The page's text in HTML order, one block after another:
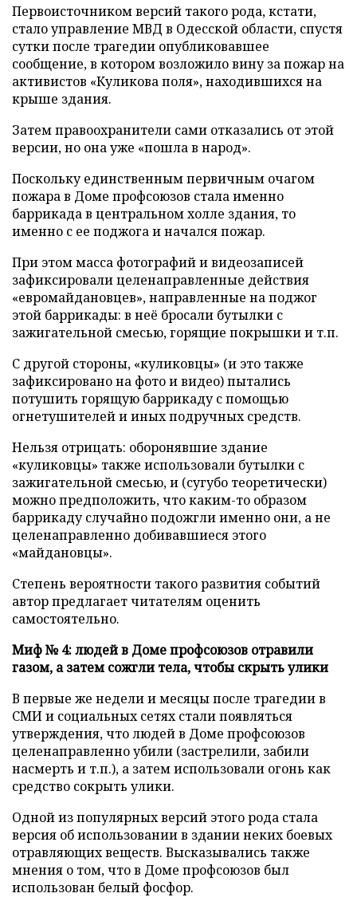
Первоисточником версий такого рода, кстати,
стало управление МВД в Одесской области, спустя
сутки после трагедии опубликовавшее
сообщение, в котором возложило вину за пожар на
активистов «Куликова поля», находившихся на
крыше здания.
Затем правоохранители сами отказались от этой
версии, но она уже «пошла в народ».
Поскольку единственным первичным очагом
пожара в Доме профсоюзов стала именно
баррикада в центральном холле здания, то
именно с ее поджога и начался пожар.
При этом масса фотографий и видеозаписей
зафиксировали целенаправленные действия
«евромайдановцев», направленные на поджог
этой баррикады: в неё бросали бутылки с
зажигательной смесью, горящие покрышки и т.п.
С другой стороны, «куликовцы» (и это также
зафиксировано на фото и видео) пытались
потушить горящую баррикаду с помощью
огнетушителей и иных подручных средств.
Нельзя отрицать: оборонявшие здание
«куликовцы» также использовали бутылки с
зажигательной смесью, и (сугубо теоретически)
можно предположить, что каким-то образом
баррикаду случайно подожгли именно они, а не
целенаправленно добивавшиеся этого
«майдановцы».
Степень вероятности такого развития событий
автор предлагает читателям оценить
самостоятельно.
Миф № 4: людей в Доме профсоюзов отравили
газом, а затем сожгли тела, чтобы скрыть улики
В первые же недели и месяцы после трагедии в
СМИ и социальных сетях стали появляться
утверждения, что людей в Доме профсоюзов
целенаправленно убили (застрелили, забили
насмерть и т.п.), а затем использовали огонь как
средство сокрыть улики.
Одной из популярных версий этого рода стала
версия об использовании в здании неких боевых
отравляющих веществ. Высказывались также
мнения о том, что в Доме профсоюзов был
использован белый фосфор.